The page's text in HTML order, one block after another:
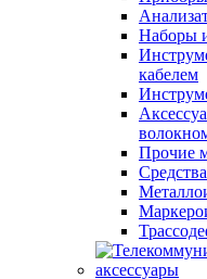
Наборы
кабелем
Прочие